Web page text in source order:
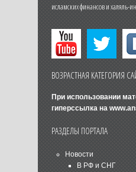
исламских финансов и халяль-
ВОЗРАСТНАЯ КАТЕГОРИЯ
При использовании
гиперссылка на
РАЗДЕЛЫ ПОРТАЛА
Новости
В РФ и СНГ